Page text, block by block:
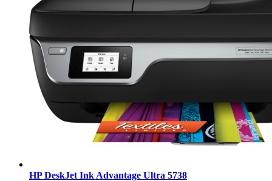
HP DeskJet Ink Advantage Ultra 5738